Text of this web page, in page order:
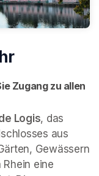
Zugang zu allen
Logis, das
aus
Gewässern
eine